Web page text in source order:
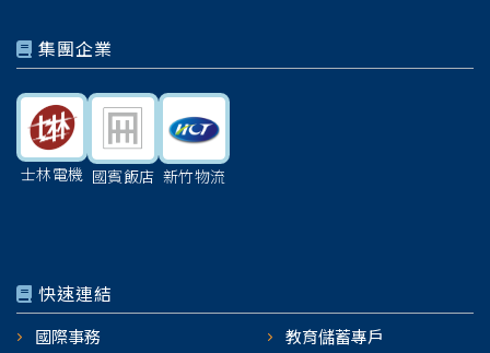
集團企業
士林電機 國賓飯店 新竹物流
快速連結
國際事務 教育儲蓄專戶